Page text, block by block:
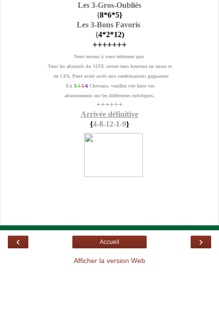
Les 3-Gros-Oubliés
{8*6*5}
Les 3-Bons Favoris
{4*2*12)
+++++++
Nous tenons à vous informer que
Tous les abonnés du SITE seront tous heureux en euros et
en CFA. Pour avoir accès aux combinaisons gagnantes
En 3-4-5-6 Chevaux, veuillez vite faire vos
abonnements sur les différentes rubriques.
++++++
Arrivée définitive
{4-8-12-1-9}
‹ ›
Accueil
Afficher la version Web